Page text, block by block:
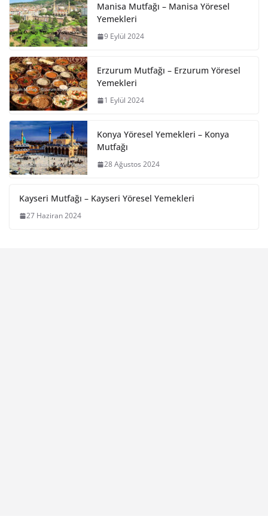
Manisa Mutfağı – Manisa Yöresel
Yemekleri
9 Eylül 2024
Erzurum Mutfağı – Erzurum Yöresel
Yemekleri
1 Eylül 2024
Konya Yöresel Yemekleri – Konya
Mutfağı
28 Ağustos 2024
Kayseri Mutfağı – Kayseri Yöresel Yemekleri
27 Haziran 2024